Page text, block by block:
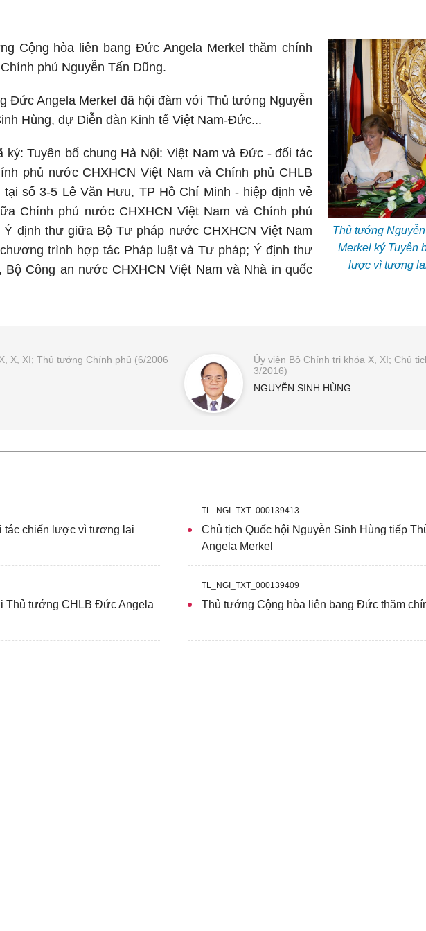
Thủ tướng
Merkel ký Tuyên
lược vì tương
Cộng hòa liên bang Đức Angela Merkel thăm chính
phủ Nguyễn Tấn Dũng.
Đức Angela Merkel đã hội đàm với Thủ tướng Nguyễn
Hùng, dự Diễn đàn Kinh tế Việt Nam-Đức...
Tuyên bố chung Hà Nội: Việt Nam và Đức - đối tác
phủ nước CHXHCN Việt Nam và Chính phủ CHLB
số 3-5 Lê Văn Hưu, TP Hồ Chí Minh - hiệp định về
Chính phủ nước CHXHCN Việt Nam và Chính phủ
định thư giữa Bộ Tư pháp nước CHXHCN Việt Nam
trình hợp tác Pháp luật và Tư pháp; Ý định thư
Công an nước CHXHCN Việt Nam và Nhà in quốc
X, XI; Thủ tướng Chính phủ (6/2006
Ủy viên Bộ Chính trị khóa X, XI; Chủ
3/2016)
NGUYỄN SINH HÙNG
tác chiến lược vì tương lai
TL_NGI_TXT_000139413
Chủ tịch Quốc hội Nguyễn Sinh Hùng tiếp
Angela Merkel
Thủ tướng CHLB Đức Angela
TL_NGI_TXT_000139409
Thủ tướng Cộng hòa liên bang Đức thăm